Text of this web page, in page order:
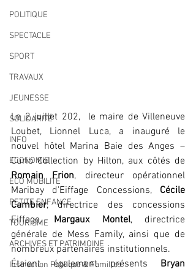
POLITIQUE
SPECTACLE
SPORT
TRAVAUX
JEUNESSE
SOLIDARITÉ
INFO
ECONOMIE
ECO MOBILITE
PETITE ENFANCE
TOURISME
ARCHIVES ET PATRIMOINE
Instruction Publique & Familles
Le 2 juillet 202,  le maire de Villeneuve
Loubet, Lionnel Luca, a inauguré le
nouvel hôtel Marina Baie des Anges –
Romain Frion, directeur opérationnel
Maribay d'Eiffage Concessions, Cécile
Cambier, directrice des concessions
Eiffage, Margaux Montel, directrice
générale de Mess Family, ainsi que de
nombreux partenaires institutionnels.
Étaient également présents Bryan